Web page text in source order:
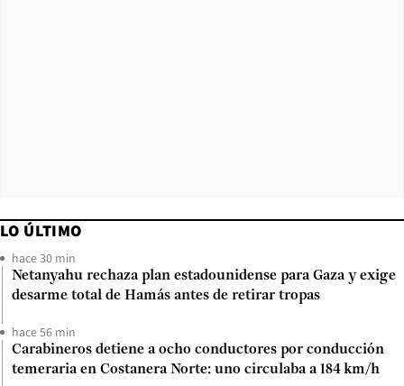
LO ÚLTIMO
hace 30 min
Netanyahu rechaza plan estadounidense para Gaza y exige
desarme total de Hamás antes de retirar tropas
hace 56 min
Carabineros detiene a ocho conductores por conducción
temeraria en Costanera Norte: uno circulaba a 184 km/h